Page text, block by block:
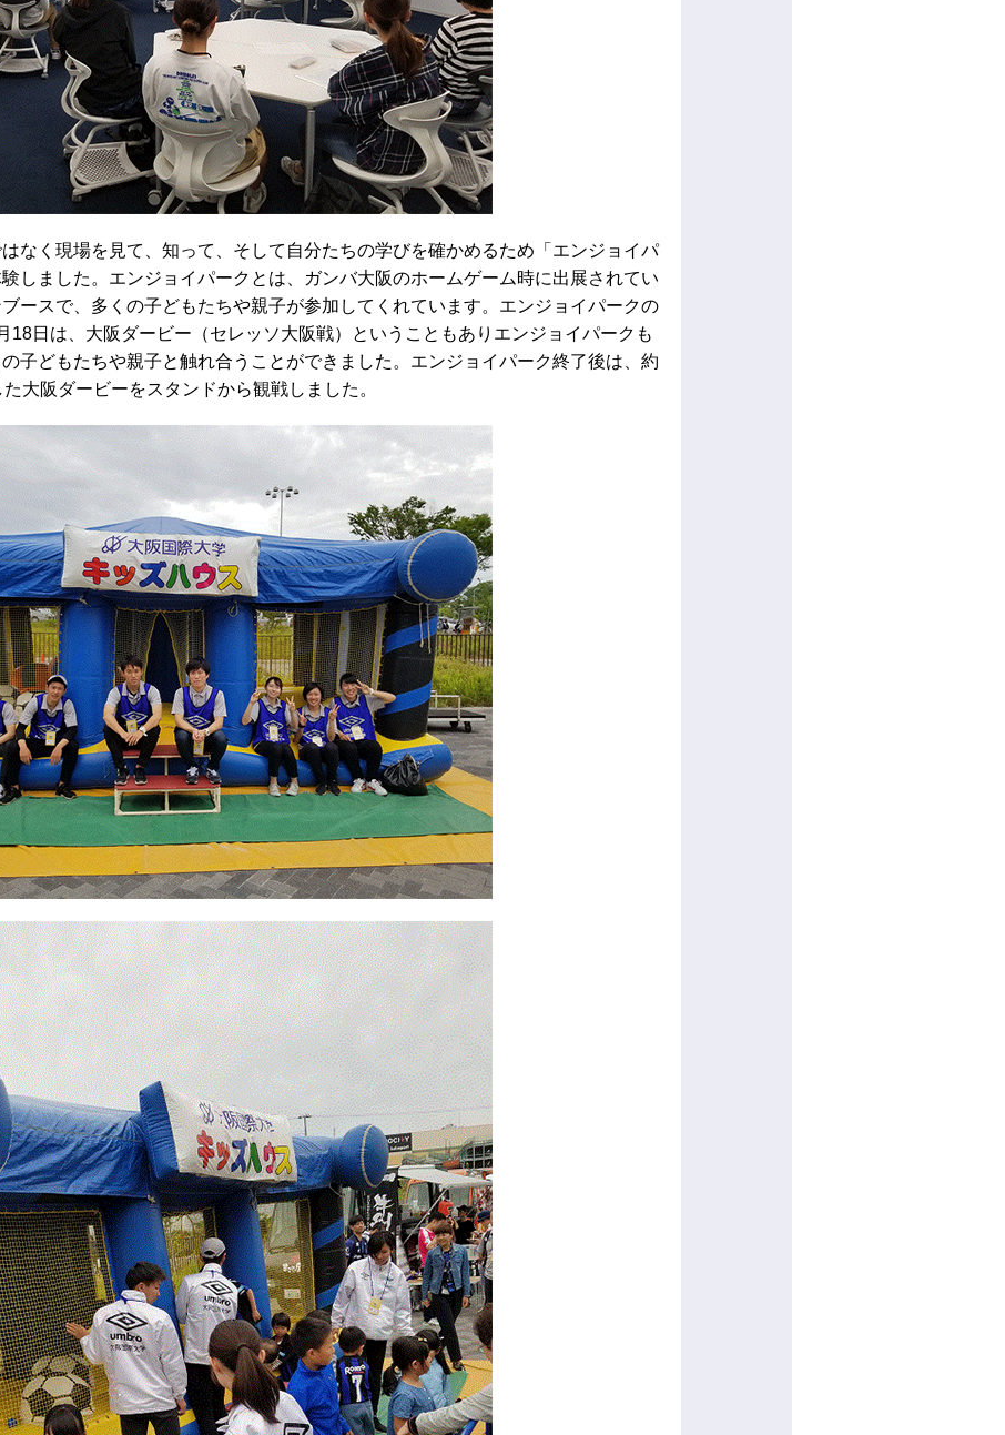
なく現場を見て、知って、そして自分たちの学びを確かめるため「エンジョイパ
しました。エンジョイパークとは、ガンバ大阪のホームゲーム時に出展されてい
ースで、多くの子どもたちや親子が参加してくれています。エンジョイパークの
18日は、大阪ダービー（セレッソ大阪戦）ということもありエンジョイパークも
子どもたちや親子と触れ合うことができました。エンジョイパーク終了後は、約
大阪ダービーをスタンドから観戦しました。